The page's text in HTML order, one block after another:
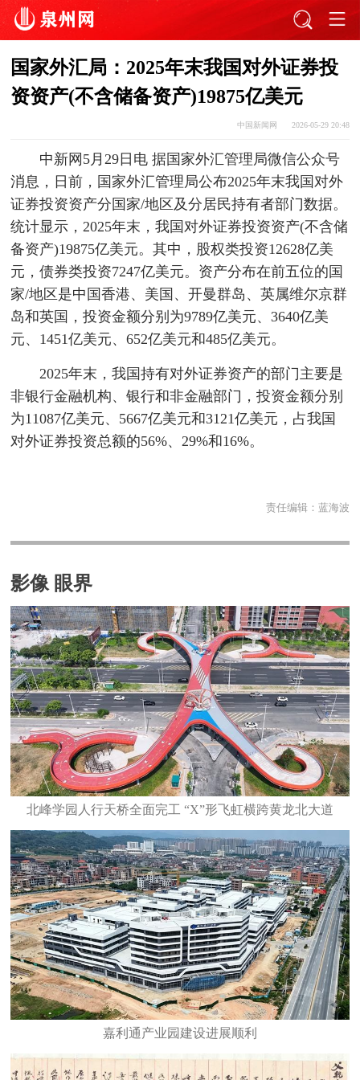
国家外汇局：2025年末我国对外证券投
资资产(不含储备资产)19875亿美元
中国新闻网 2026-05-29 20:48
中新网5月29日电 据国家外汇管理局微信公众号
消息，日前，国家外汇管理局公布2025年末我国对外
证券投资资产分国家/地区及分居民持有者部门数据。
统计显示，2025年末，我国对外证券投资资产(不含储
备资产)19875亿美元。其中，股权类投资12628亿美
元，债券类投资7247亿美元。资产分布在前五位的国
家/地区是中国香港、美国、开曼群岛、英属维尔京群
岛和英国，投资金额分别为9789亿美元、3640亿美
元、1451亿美元、652亿美元和485亿美元。
2025年末，我国持有对外证券资产的部门主要是
非银行金融机构、银行和非金融部门，投资金额分别
为11087亿美元、5667亿美元和3121亿美元，占我国
对外证券投资总额的56%、29%和16%。
责任编辑： 蓝海波
影像 眼界
北峰学园人行天桥全面完工 “X”形飞虹横跨黄龙北大道
嘉利通产业园建设进展顺利